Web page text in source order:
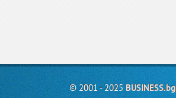
© 2001 - 2025 BUSINESS.bg